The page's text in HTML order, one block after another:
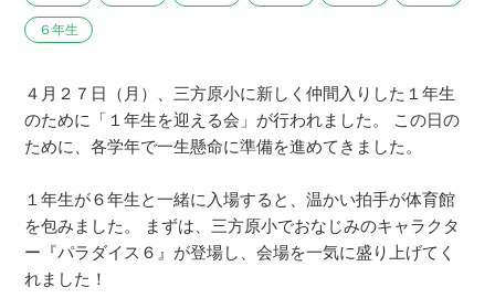
６年生
４月２７日（月）、三方原小に新しく仲間入りした１年生
のために「１年生を迎える会」が行われました。 この日の
ために、各学年で一生懸命に準備を進めてきました。
１年生が６年生と一緒に入場すると、温かい拍手が体育館
を包みました。 まずは、三方原小でおなじみのキャラクタ
ー『パラダイス６』が登場し、会場を一気に盛り上げてく
れました！